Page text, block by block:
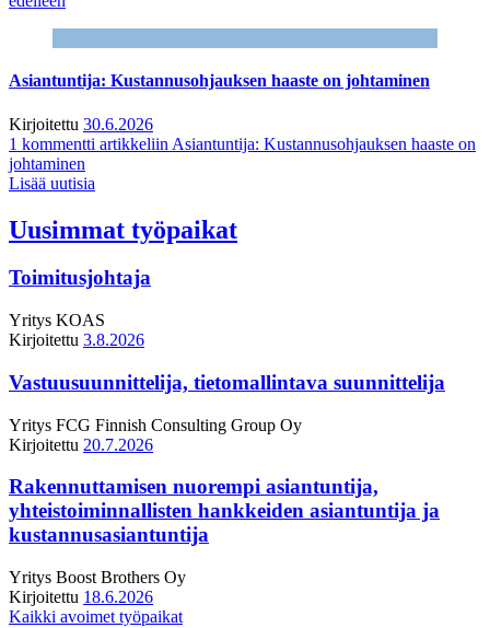
Asiantuntija: Kustannusohjauksen haaste on johtaminen
Kirjoitettu 30.6.2026
1 kommentti artikkeliin Asiantuntija: Kustannusohjauksen haaste on
johtaminen
Lisää uutisia
Uusimmat työpaikat
Toimitusjohtaja
Yritys KOAS
Kirjoitettu 3.8.2026
Vastuusuunnittelija, tietomallintava suunnittelija
Yritys FCG Finnish Consulting Group Oy
Kirjoitettu 20.7.2026
Rakennuttamisen nuorempi asiantuntija,
yhteistoiminnallisten hankkeiden asiantuntija ja
kustannusasiantuntija
Yritys Boost Brothers Oy
Kirjoitettu 18.6.2026
Kaikki avoimet työpaikat